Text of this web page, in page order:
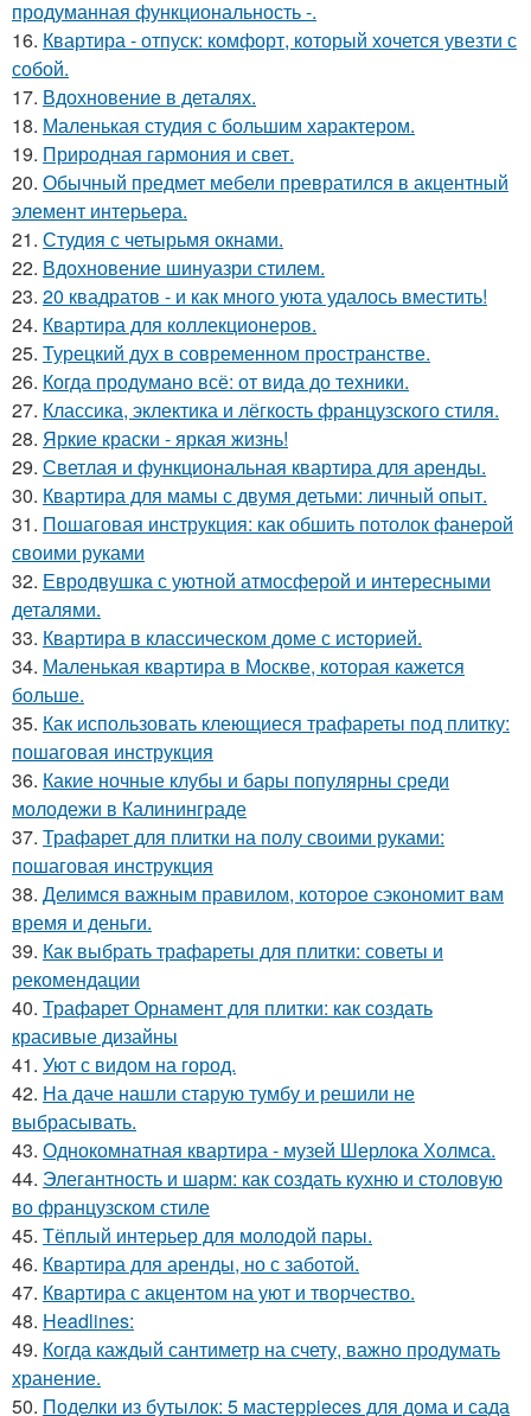
продуманная функциональность -.
16. Квартира - отпуск: комфорт, который хочется увезти с
собой.
17. Вдохновение в деталях.
18. Маленькая студия с большим характером.
19. Природная гармония и свет.
20. Обычный предмет мебели превратился в акцентный
элемент интерьера.
21. Студия с четырьмя окнами.
22. Вдохновение шинуазри стилем.
23. 20 квадратов - и как много уюта удалось вместить!
24. Квартира для коллекционеров.
25. Турецкий дух в современном пространстве.
26. Когда продумано всё: от вида до техники.
27. Классика, эклектика и лёгкость французского стиля.
28. Яркие краски - яркая жизнь!
29. Светлая и функциональная квартира для аренды.
30. Квартира для мамы с двумя детьми: личный опыт.
31. Пошаговая инструкция: как обшить потолок фанерой
своими руками
32. Евродвушка с уютной атмосферой и интересными
деталями.
33. Квартира в классическом доме с историей.
34. Маленькая квартира в Москве, которая кажется
больше.
35. Как использовать клеющиеся трафареты под плитку:
пошаговая инструкция
36. Какие ночные клубы и бары популярны среди
молодежи в Калининграде
37. Трафарет для плитки на полу своими руками:
пошаговая инструкция
38. Делимся важным правилом, которое сэкономит вам
время и деньги.
39. Как выбрать трафареты для плитки: советы и
рекомендации
40. Трафарет Орнамент для плитки: как создать
красивые дизайны
41. Уют с видом на город.
42. На даче нашли старую тумбу и решили не
выбрасывать.
43. Однокомнатная квартира - музей Шерлока Холмса.
44. Элегантность и шарм: как создать кухню и столовую
во французском стиле
45. Тёплый интерьер для молодой пары.
46. Квартира для аренды, но с заботой.
47. Квартира с акцентом на уют и творчество.
48. Headlines:
49. Когда каждый сантиметр на счету, важно продумать
хранение.
50. Поделки из бутылок: 5 мастерpieces для дома и сада